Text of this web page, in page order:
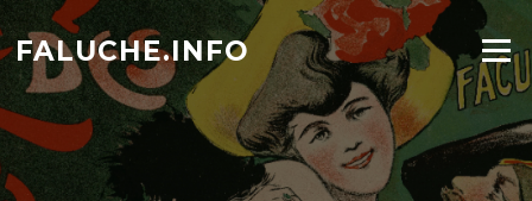
Aller
au
contenu
FALUCHE.INFO Menu